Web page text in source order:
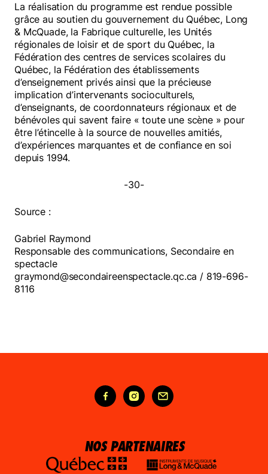
La réalisation du programme est rendue possible
grâce au soutien du gouvernement du Québec, Long
& McQuade, la Fabrique culturelle, les Unités
régionales de loisir et de sport du Québec, la
Fédération des centres de services scolaires du
Québec, la Fédération des établissements
d’enseignement privés ainsi que la précieuse
implication d’intervenants socioculturels,
d’enseignants, de coordonnateurs régionaux et de
bénévoles qui savent faire « toute une scène » pour
être l’étincelle à la source de nouvelles amitiés,
d’expériences marquantes et de confiance en soi
depuis 1994.
-30-
Source :
Gabriel Raymond
Responsable des communications, Secondaire en
spectacle
graymond@secondaireenspectacle.qc.ca / 819-696-
8116
NOS PARTENAIRES